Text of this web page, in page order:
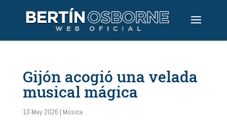
Gijón acogió una velada
musical mágica
10 May 2026 | Música